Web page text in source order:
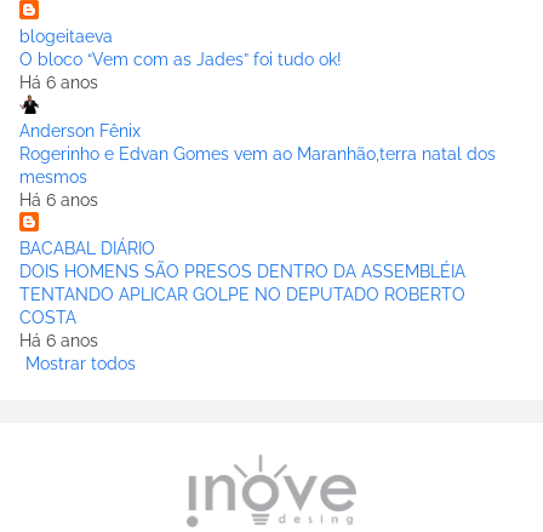
blogeitaeva
O bloco “Vem com as Jades” foi tudo ok!
Há 6 anos
Anderson Fênix
Rogerinho e Edvan Gomes vem ao Maranhão,terra natal dos
mesmos
Há 6 anos
BACABAL DIÁRIO
DOIS HOMENS SÃO PRESOS DENTRO DA ASSEMBLÉIA
TENTANDO APLICAR GOLPE NO DEPUTADO ROBERTO
COSTA
Há 6 anos
Mostrar todos